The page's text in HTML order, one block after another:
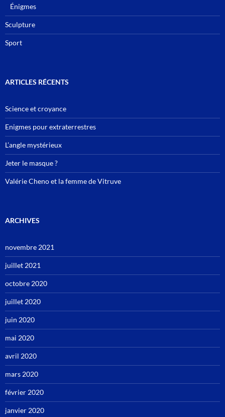
Énigmes
Sculpture
Sport
ARTICLES RÉCENTS
Science et croyance
Enigmes pour extraterrestres
L’angle mystérieux
Jeter le masque ?
Valérie Cheno et la femme de Vitruve
ARCHIVES
novembre 2021
juillet 2021
octobre 2020
juillet 2020
juin 2020
mai 2020
avril 2020
mars 2020
février 2020
janvier 2020